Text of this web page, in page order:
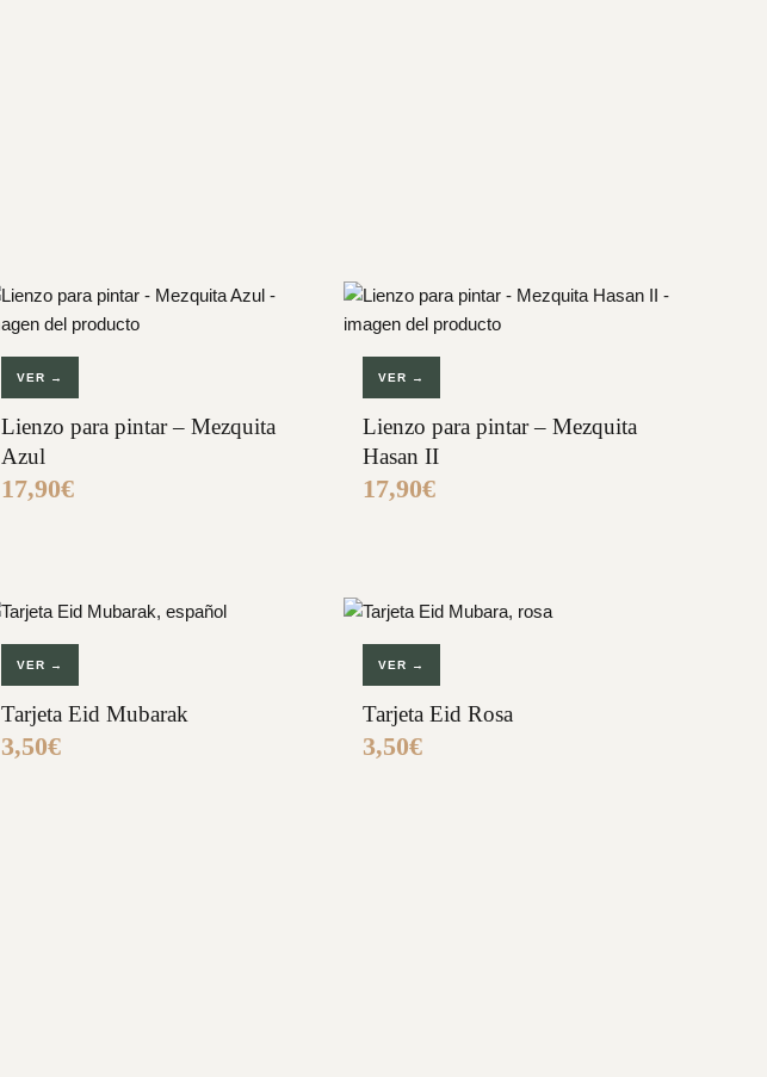
VER →
Lienzo para pintar – Mezquita
Azul
17,90€
VER →
Lienzo para pintar – Mezquita
Hasan II
17,90€
VER →
Tarjeta Eid Mubarak
3,50€
VER →
Tarjeta Eid Rosa
3,50€